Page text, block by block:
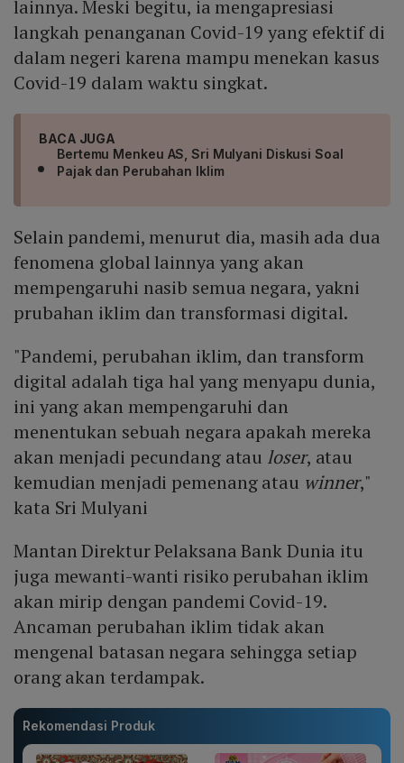
lainnya. Meski begitu, ia mengapresiasi
langkah penanganan Covid-19 yang efektif di
dalam negeri karena mampu menekan kasus
Covid-19 dalam waktu singkat.
BACA JUGA
Bertemu Menkeu AS, Sri Mulyani Diskusi Soal
Pajak dan Perubahan Iklim
Selain pandemi, menurut dia, masih ada dua
fenomena global lainnya yang akan
mempengaruhi nasib semua negara, yakni
prubahan iklim dan transformasi digital.
"Pandemi, perubahan iklim, dan transform
digital adalah tiga hal yang menyapu dunia,
ini yang akan mempengaruhi dan
menentukan sebuah negara apakah mereka
akan menjadi pecundang atau loser, atau
kemudian menjadi pemenang atau winner,"
kata Sri Mulyani
Mantan Direktur Pelaksana Bank Dunia itu
juga mewanti-wanti risiko perubahan iklim
akan mirip dengan pandemi Covid-19.
Ancaman perubahan iklim tidak akan
mengenal batasan negara sehingga setiap
orang akan terdampak.
Rekomendasi Produk